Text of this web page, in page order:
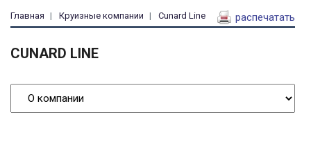
Главная Круизные компании Cunard Line распечатать
CUNARD LINE